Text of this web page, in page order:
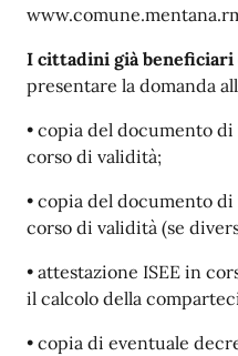
I cittadini già
presentare la domanda
• copia del documento
corso di validità;
• copia del documento
corso di validità (se
• attestazione ISEE in
il calcolo della
• copia di eventuale